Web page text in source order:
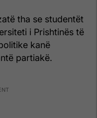
tha se studentët
i Prishtinës të
kanë
partiakë.